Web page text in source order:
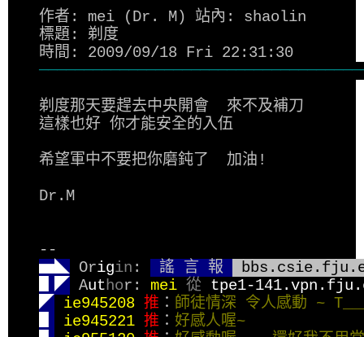
作者: mei (Dr. M) 站內: shaolin
標題: 剃度
時間: 2009/09/18 Fri 22:31:30
剃度那天要趕去中央開會  來不及補刀
這樣也好 你才能安全的入伍
希望軍中不要把你磨鈍了  加油!
Dr.M
--
▅◣ Origin : 謠 言 報
▋◤
Author: mei 從 tpe1-
◤
ie945208 推 ： 師徒情深
ie945221 推 ：好